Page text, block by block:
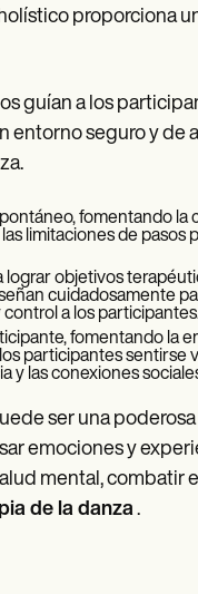
proporciona
guían a los
entorno seguro y de
fomentando la
limitaciones de
lograr objetivos
cuidadosamente
a los
fomentando la
participantes sentirse
y las conexiones
ser una
emociones y
mental,
de la danza.